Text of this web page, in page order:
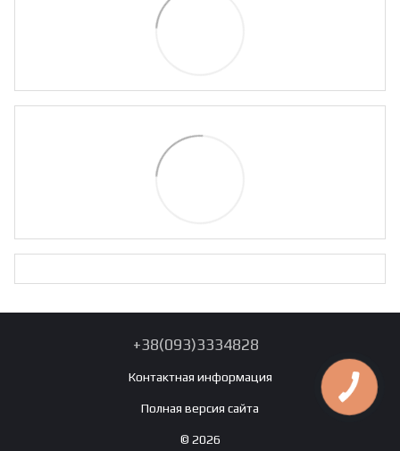
+38(093)3334828
Контактная информация
Полная версия сайта
© 2026